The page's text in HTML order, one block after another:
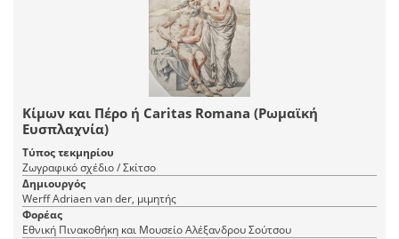
Κίμων και Πέρο ή Caritas Romana (Ρωμαϊκή
Ευσπλαχνία)
Τύπος τεκμηρίου
Ζωγραφικό σχέδιο / Σκίτσο
Δημιουργός
Werff Adriaen van der, μιμητής
Φορέας
Εθνική Πινακοθήκη και Μουσείο Αλέξανδρου Σούτσου